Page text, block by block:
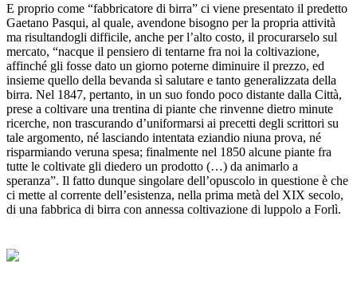
E proprio come “fabbricatore di birra” ci viene presentato il predetto
Gaetano Pasqui, al quale, avendone bisogno per la propria attività
ma risultandogli difficile, anche per l’alto costo, il procurarselo sul
mercato, “nacque il pensiero di tentarne fra noi la coltivazione,
affinché gli fosse dato un giorno poterne diminuire il prezzo, ed
insieme quello della bevanda sì salutare e tanto generalizzata della
birra. Nel 1847, pertanto, in un suo fondo poco distante dalla Città,
prese a coltivare una trentina di piante che rinvenne dietro minute
ricerche, non trascurando d’uniformarsi ai precetti degli scrittori su
tale argomento, né lasciando intentata eziandio niuna prova, né
risparmiando veruna spesa; finalmente nel 1850 alcune piante fra
tutte le coltivate gli diedero un prodotto (…) da animarlo a
speranza”. Il fatto dunque singolare dell’opuscolo in questione è che
ci mette al corrente dell’esistenza, nella prima metà del XIX secolo,
di una fabbrica di birra con annessa coltivazione di luppolo a Forlì.